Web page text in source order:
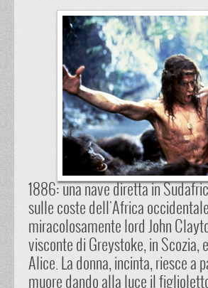
1886: una nave diretta in
sulle coste dell'Africa
miracolosamente lord John
visconte di Greystoke, in Scozia,
Alice. La donna, incinta, riesce a
muore dando alla luce il